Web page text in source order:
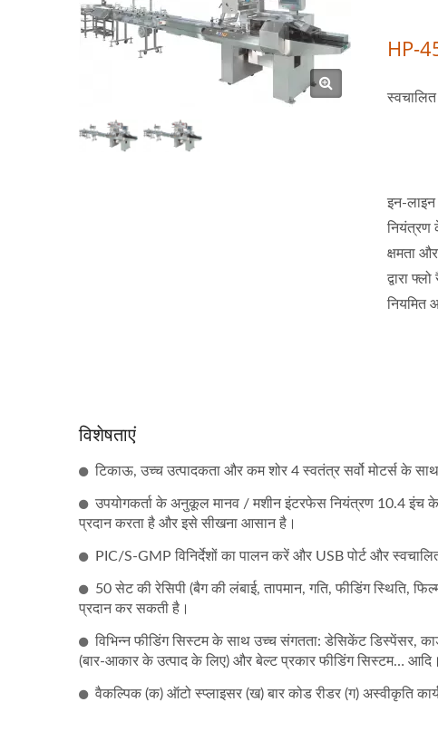
HP-
इन-
नियंत्रण
क्षमता
द्वारा
नियमित
विशेषताएं
टिकाऊ, उच्च उत्पादकता और कम शोर 4 स्वतंत्र सर्वो मोटर्स के
उपयोगकर्ता के अनुकूल मानव / मशीन इंटरफेस नियंत्रण 10.4 इंच
प्रदान करता है और इसे सीखना आसान है।
PIC/S-GMP विनिर्देशों का पालन करें और USB पोर्ट और
50 सेट की रेसिपी (बैग की लंबाई, तापमान, गति, फीडिंग स्थिति,
प्रदान कर सकती है।
विभिन्न फीडिंग सिस्टम के साथ उच्च संगतता: डेसिकेंट डिस्पेंसर,
(बार-आकार के उत्पाद के लिए) और बेल्ट प्रकार फीडिंग सिस्टम… आदि।
वैकल्पिक (क) ऑटो स्प्लाइसर (ख) बार कोड रीडर (ग) अस्वीकृति